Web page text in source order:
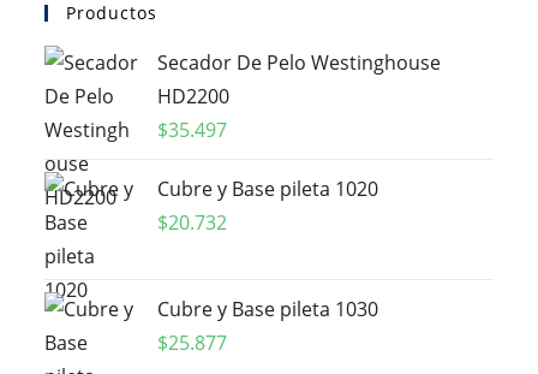
Productos
Secador De Pelo Westinghouse
HD2200
$35.497
Cubre y Base pileta 1020
$20.732
Cubre y Base pileta 1030
$25.877